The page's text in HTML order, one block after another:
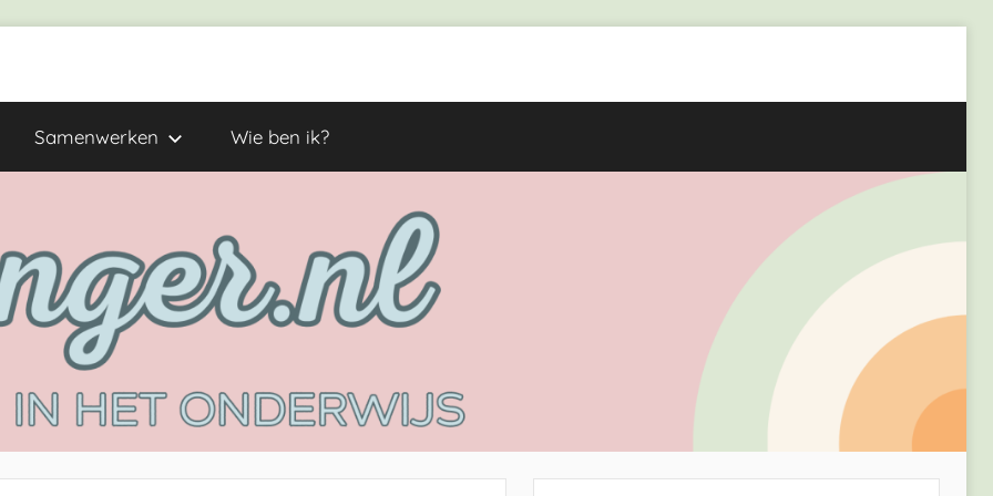
Samenwerken Wie ben ik?